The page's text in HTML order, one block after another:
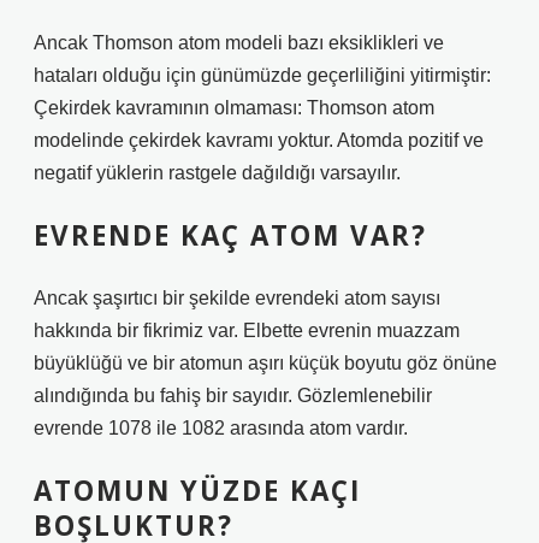
Ancak Thomson atom modeli bazı eksiklikleri ve
hataları olduğu için günümüzde geçerliliğini yitirmiştir:
Çekirdek kavramının olmaması: Thomson atom
modelinde çekirdek kavramı yoktur. Atomda pozitif ve
negatif yüklerin rastgele dağıldığı varsayılır.
EVRENDE KAÇ ATOM VAR?
Ancak şaşırtıcı bir şekilde evrendeki atom sayısı
hakkında bir fikrimiz var. Elbette evrenin muazzam
büyüklüğü ve bir atomun aşırı küçük boyutu göz önüne
alındığında bu fahiş bir sayıdır. Gözlemlenebilir
evrende 1078 ile 1082 arasında atom vardır.
ATOMUN YÜZDE KAÇI
BOŞLUKTUR?